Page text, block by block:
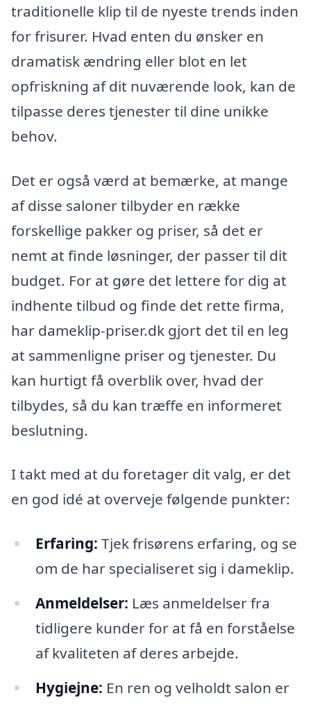
traditionelle klip til de nyeste trends inden
for frisurer. Hvad enten du ønsker en
dramatisk ændring eller blot en let
opfriskning af dit nuværende look, kan de
tilpasse deres tjenester til dine unikke
behov.
Det er også værd at bemærke, at mange
af disse saloner tilbyder en række
forskellige pakker og priser, så det er
nemt at finde løsninger, der passer til dit
budget. For at gøre det lettere for dig at
indhente tilbud og finde det rette firma,
har dameklip-priser.dk gjort det til en leg
at sammenligne priser og tjenester. Du
kan hurtigt få overblik over, hvad der
tilbydes, så du kan træffe en informeret
beslutning.
I takt med at du foretager dit valg, er det
en god idé at overveje følgende punkter:
Erfaring: Tjek frisørens erfaring, og se
om de har specialiseret sig i dameklip.
Anmeldelser: Læs anmeldelser fra
tidligere kunder for at få en forståelse
af kvaliteten af deres arbejde.
Hygiejne: En ren og velholdt salon er